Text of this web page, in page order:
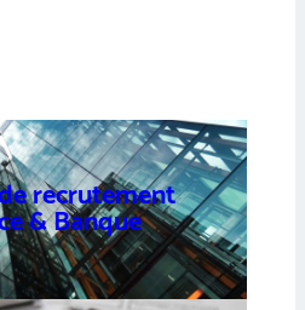
recrutement
& Banque